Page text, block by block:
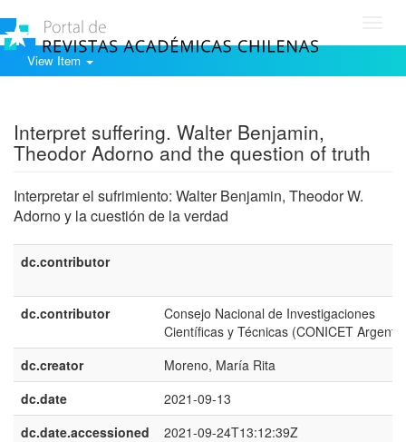
View Item
Interpret suffering. Walter Benjamin,
Theodor Adorno and the question of truth
Interpretar el sufrimiento: Walter Benjamin, Theodor W.
Adorno y la cuestión de la verdad
dc.contributor
dc.contributor
Consejo Nacional de Investigaciones
Científicas y Técnicas (CONICET
dc.creator
Moreno, María Rita
dc.date
2021-09-13
dc.date.accessioned
2021-09-24T13:12:39Z